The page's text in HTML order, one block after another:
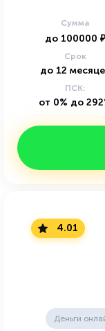
Сумма
до 100000 ₽
Срок
до 12
ПСК:
от 0% до
4.01
Деньги